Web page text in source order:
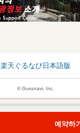
楽天ぐるなび日本語版
© Gurunavi, Inc.
예약하기